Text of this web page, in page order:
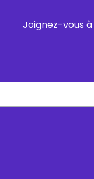
Joignez-vous